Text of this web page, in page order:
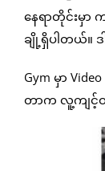
နေရာတိုင်းမှ
ချို့ရှိပါတယ်။
Gym မှာ
တာက လူ့ကျင့်